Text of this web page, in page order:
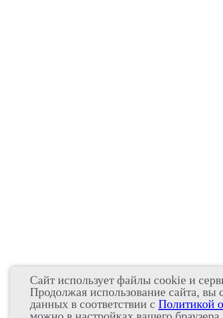
Сайт использует файлы cookie и
Продолжая использование сайта, вы
данных в соответствии с Политикой